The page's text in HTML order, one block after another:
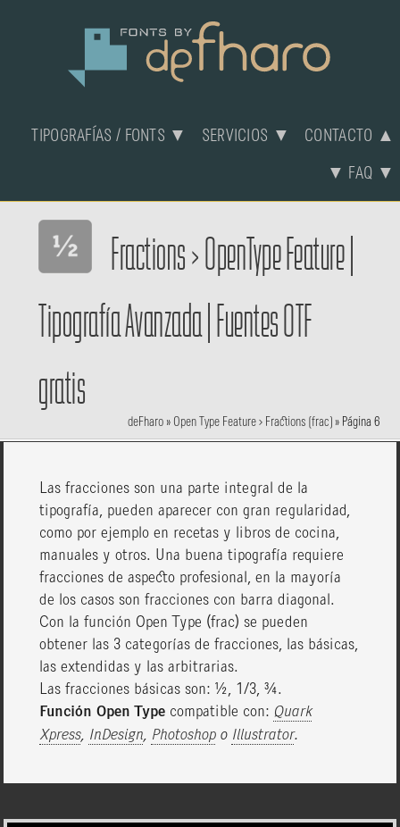
TIPOGRAFÍAS / FONTS ▼ SERVICIOS ▼ CONTACTO ▲
▼ FAQ ▼
Fractions>OpenType Feature
Tipografía Avanzada Fuentes OTF
gratis
deFharo» Open Type Feature > Fractions (frac) » Página 6
Las fracciones son una parte integral de la
tipografía, pueden aparecer con gran regularidad,
como por ejemplo en recetas y libros de cocina,
manuales y otros. Una buena tipografía requiere
fracciones de aspecto profesional, en la mayoría
de los casos son fracciones con barra diagonal.
Con la función Open Type (frac) se pueden
obtener las 3 categorías de fracciones, las básicas,
las extendidas y las arbitrarias.
Las fracciones básicas son: 1/2, 1/3, 3/4.
Función Open Type compatible con: Quark
Xpress, InDesign, Photoshopo Illustrator.